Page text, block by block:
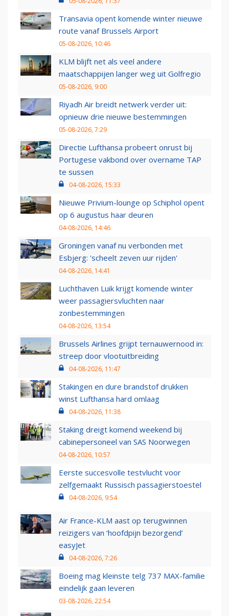
Transavia opent komende winter nieuwe
route vanaf Brussels Airport
05-08-2026, 10:46
KLM blijft net als veel andere
maatschappijen langer weg uit Golfregio
05-08-2026, 9:00
Riyadh Air breidt netwerk verder uit:
opnieuw drie nieuwe bestemmingen
05-08-2026, 7:29
Directie Lufthansa probeert onrust bij
Portugese vakbond over overname TAP
te sussen
04-08-2026, 15:33
Nieuwe Privium-lounge op Schiphol opent
op 6 augustus haar deuren
04-08-2026, 14:46
Groningen vanaf nu verbonden met
Esbjerg: 'scheelt zeven uur rijden'
04-08-2026, 14:41
Luchthaven Luik krijgt komende winter
weer passagiersvluchten naar
zonbestemmingen
04-08-2026, 13:54
Brussels Airlines grijpt ternauwernood in:
streep door vlootuitbreiding
04-08-2026, 11:47
Stakingen en dure brandstof drukken
winst Lufthansa hard omlaag
04-08-2026, 11:38
Staking dreigt komend weekend bij
cabinepersoneel van SAS Noorwegen
04-08-2026, 10:57
Eerste succesvolle testvlucht voor
zelfgemaakt Russisch passagierstoestel
04-08-2026, 9:54
Air France-KLM aast op terugwinnen
reizigers van ‘hoofdpijn bezorgend’
easyJet
04-08-2026, 7:26
Boeing mag kleinste telg 737 MAX-familie
eindelijk gaan leveren
03-08-2026, 22:54